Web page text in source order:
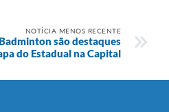
NOTÍCIA MENOS RECENTE
são destaques
do Estadual na Capital